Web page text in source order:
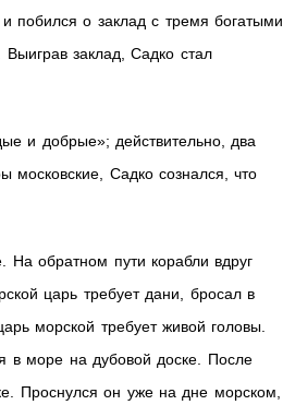
побился о заклад с тремя богатыми
заклад, Садко стал
и добрые»; действительно, два
московские, Садко сознался, что
На обратном пути корабли вдруг
царь требует дани, бросал в
морской требует живой головы.
в море на дубовой доске. После
Проснулся он уже на дне морском,